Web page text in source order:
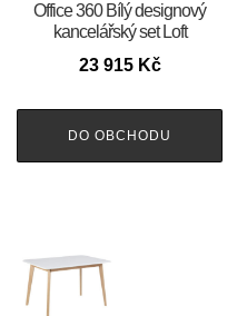
Office 360 Bílý designový
kancelářský set Loft
23 915 Kč
DO OBCHODU